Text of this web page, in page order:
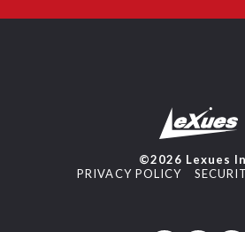
©2026 Lexues
PRIVACY POLICY